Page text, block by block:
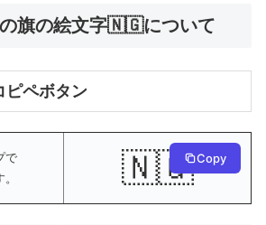
旗の絵文字🇳🇬について
ペボタン
で
🇳🇬 Copy